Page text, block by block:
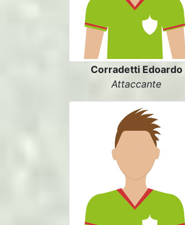
Corradetti Edoardo
Attaccante